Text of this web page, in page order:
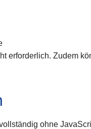
erforderlich. Zudem
ohne